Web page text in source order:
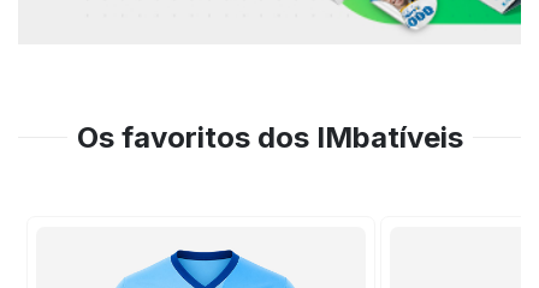
Os favoritos dos IMbatíveis